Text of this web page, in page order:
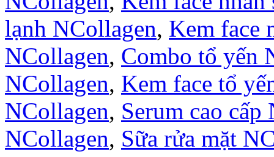
lạnh NCollagen, Kem face
NCollagen, Combo tổ yến
NCollagen, Kem face tổ
NCollagen, Serum cao cấp
NCollagen, Sữa rửa mặt